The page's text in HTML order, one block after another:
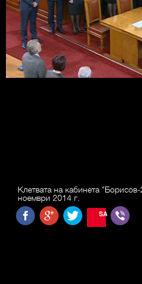
Клетвата на кабинета
ноември 2014 г.
SAVE